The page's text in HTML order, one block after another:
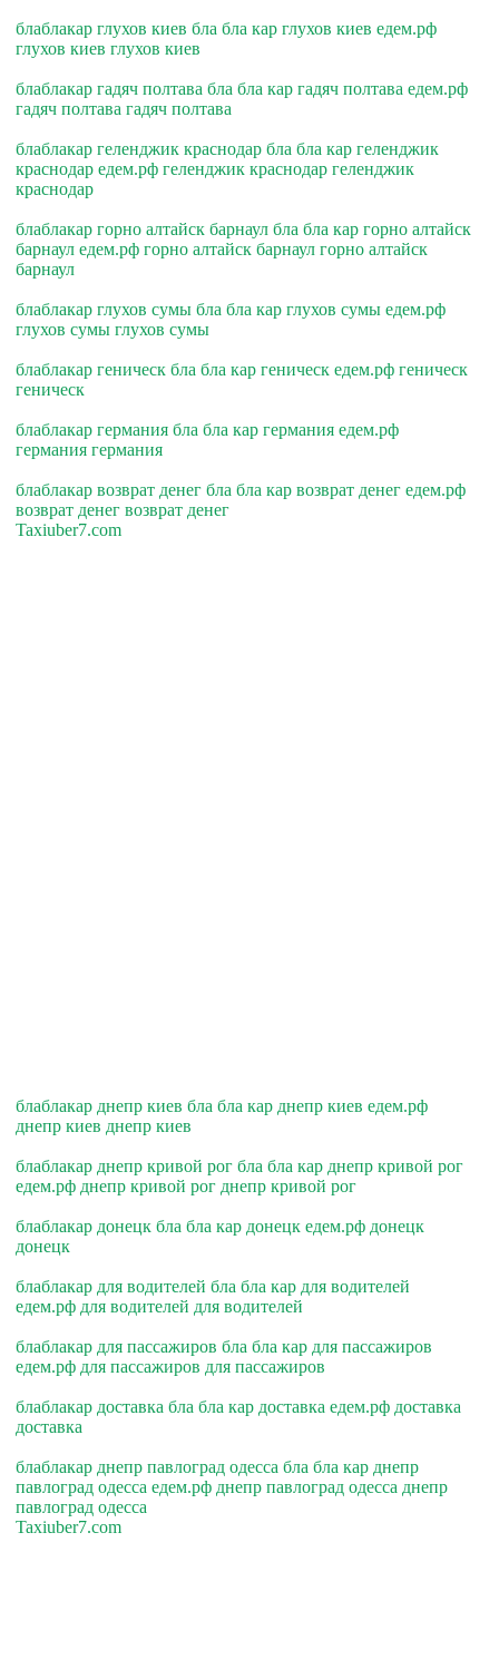
блаблакар глухов киев бла бла кар глухов киев едем.рф
глухов киев глухов киев
блаблакар гадяч полтава бла бла кар гадяч полтава едем.рф
гадяч полтава гадяч полтава
блаблакар геленджик краснодар бла бла кар геленджик
краснодар едем.рф геленджик краснодар геленджик
краснодар
блаблакар горно алтайск барнаул бла бла кар горно алтайск
барнаул едем.рф горно алтайск барнаул горно алтайск
барнаул
блаблакар глухов сумы бла бла кар глухов сумы едем.рф
глухов сумы глухов сумы
блаблакар геническ бла бла кар геническ едем.рф геническ
геническ
блаблакар германия бла бла кар германия едем.рф
германия германия
блаблакар возврат денег бла бла кар возврат денег едем.рф
возврат денег возврат денег
Taxiuber7.com
блаблакар днепр киев бла бла кар днепр киев едем.рф
днепр киев днепр киев
блаблакар днепр кривой рог бла бла кар днепр кривой рог
едем.рф днепр кривой рог днепр кривой рог
блаблакар донецк бла бла кар донецк едем.рф донецк
донецк
блаблакар для водителей бла бла кар для водителей
едем.рф для водителей для водителей
блаблакар для пассажиров бла бла кар для пассажиров
едем.рф для пассажиров для пассажиров
блаблакар доставка бла бла кар доставка едем.рф доставка
доставка
блаблакар днепр павлоград одесса бла бла кар днепр
павлоград одесса едем.рф днепр павлоград одесса днепр
павлоград одесса
Taxiuber7.com